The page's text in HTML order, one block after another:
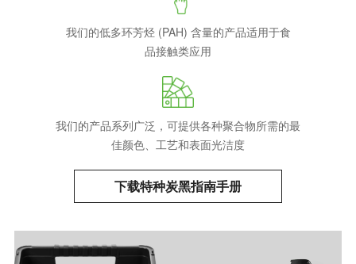
我们的低多环芳烃 (PAH) 含量的产品适用于食
品接触类应用
我们的产品系列广泛，可提供各种聚合物所需的最
佳颜色、工艺和表面光洁度
下载特种炭黑指南手册